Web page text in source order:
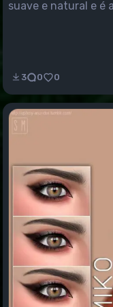
suave e natural e é
3 0 0